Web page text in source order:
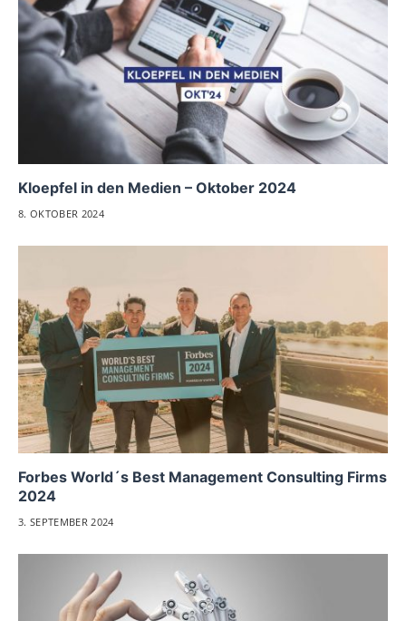
Kloepfel in den Medien – Oktober 2024
8. OKTOBER 2024
Forbes World´s Best Management Consulting Firms
2024
3. SEPTEMBER 2024